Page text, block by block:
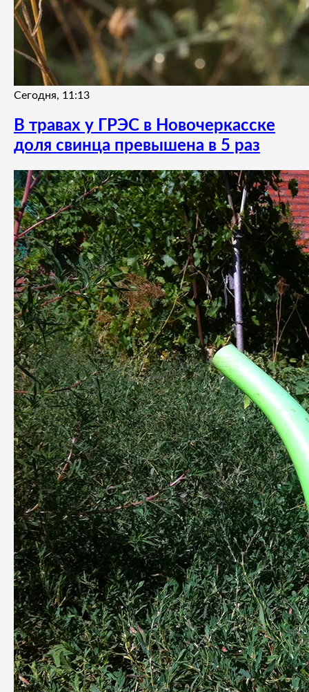
Сегодня, 11:13
В травах у ГРЭС в Новочеркасске
доля свинца превышена в 5 раз